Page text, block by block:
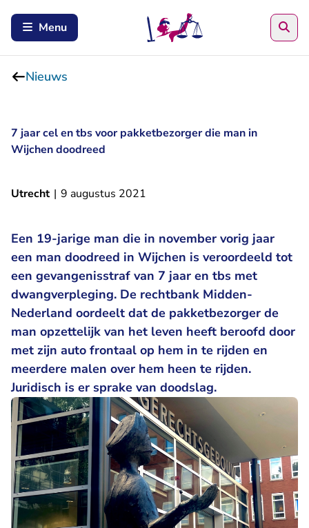
Menu
Nieuws
7 jaar cel en tbs voor pakketbezorger die man in
Wijchen doodreed
Utrecht | 9 augustus 2021
Een 19-jarige man die in november vorig jaar
een man doodreed in Wijchen is veroordeeld tot
een gevangenisstraf van 7 jaar en tbs met
dwangverpleging. De rechtbank Midden-
Nederland oordeelt dat de pakketbezorger de
man opzettelijk van het leven heeft beroofd door
met zijn auto frontaal op hem in te rijden en
meerdere malen over hem heen te rijden.
Juridisch is er sprake van doodslag.